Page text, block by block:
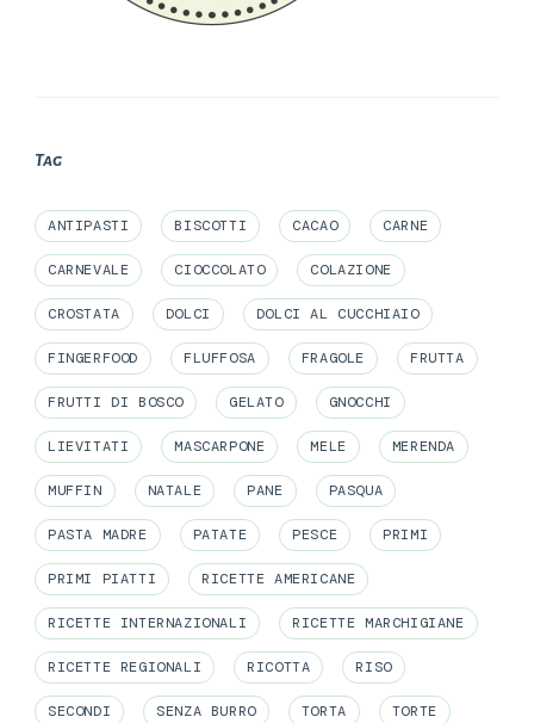
Tag
ANTIPASTI BISCOTTI CACAO CARNE
CARNEVALE CIOCCOLATO COLAZIONE
CROSTATA DOLCI DOLCI AL CUCCHIAIO
FINGERFOOD FLUFFOSA FRAGOLE FRUTTA
FRUTTI DI BOSCO GELATO GNOCCHI
LIEVITATI MASCARPONE MELE MERENDA
MUFFIN NATALE PANE PASQUA
PASTA MADRE PATATE PESCE PRIMI
PRIMI PIATTI RICETTE AMERICANE
RICETTE INTERNAZIONALI RICETTE MARCHIGIANE
RICETTE REGIONALI RICOTTA RISO
SECONDI SENZA BURRO TORTA TORTE